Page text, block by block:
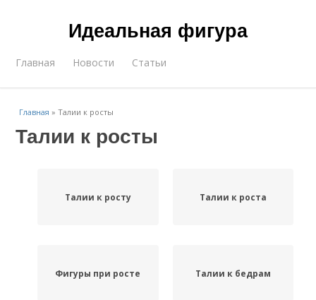
Идеальная фигура
Главная Новости Статьи
Главная »Талии к росты
Талии к росты
Талии к росту Талии к роста
Фигуры при росте Талии к бедрам